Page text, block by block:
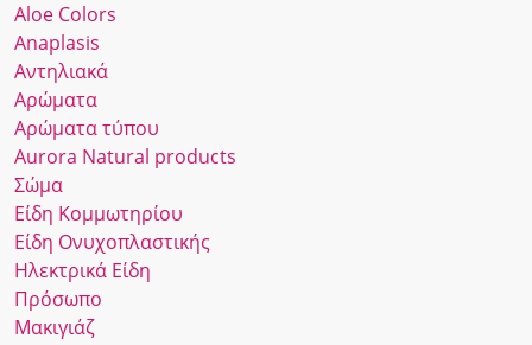
Αloe Colors
Anaplasis
Αντηλιακά
Αρώματα
Αρώματα τύπου
Αurora Νatural products
Σώμα
Είδη Κομμωτηρίου
Είδη Ονυχοπλαστικής
Ηλεκτρικά Είδη
Πρόσωπο
Μακιγιάζ